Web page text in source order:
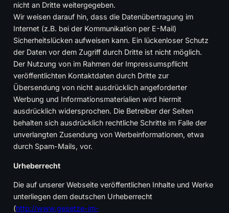
nicht an Dritte weitergegeben.
Wir weisen darauf hin, dass die Datenübertragung im
Internet (z.B. bei der Kommunikation per E-Mail)
Sicherheitslücken aufweisen kann. Ein lückenloser Schutz
der Daten vor dem Zugriff durch Dritte ist nicht möglich.
Der Nutzung von im Rahmen der Impressumspflicht
veröffentlichten Kontaktdaten durch Dritte zur
Übersendung von nicht ausdrücklich angeforderter
Werbung und Informationsmaterialien wird hiermit
ausdrücklich widersprochen. Die Betreiber der Seiten
behalten sich ausdrücklich rechtliche Schritte im Falle der
unverlangten Zusendung von Werbeinformationen, etwa
durch Spam-Mails, vor.
Urheberrecht
Die auf unserer Webseite veröffentlichen Inhalte und Werke
unterliegen dem deutschen Urheberrecht
(http://www.gesetze-im-